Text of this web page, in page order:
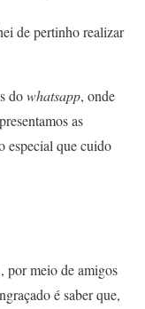
de pertinho realizar
dowhatsapp, onde
as
especial que cuido
por meio de amigos
é saber que,